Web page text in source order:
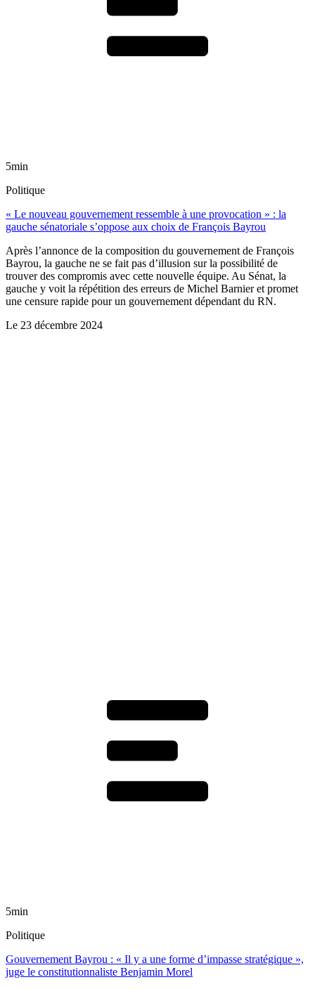
5min
Politique
« Le nouveau gouvernement ressemble à une provocation » : la
gauche sénatoriale s’oppose aux choix de François Bayrou
Après l’annonce de la composition du gouvernement de François
Bayrou, la gauche ne se fait pas d’illusion sur la possibilité de
trouver des compromis avec cette nouvelle équipe. Au Sénat, la
gauche y voit la répétition des erreurs de Michel Barnier et promet
une censure rapide pour un gouvernement dépendant du RN.
Le 23 décembre 2024
5min
Politique
Gouvernement Bayrou : « Il y a une forme d’impasse stratégique »,
juge le constitutionnaliste Benjamin Morel